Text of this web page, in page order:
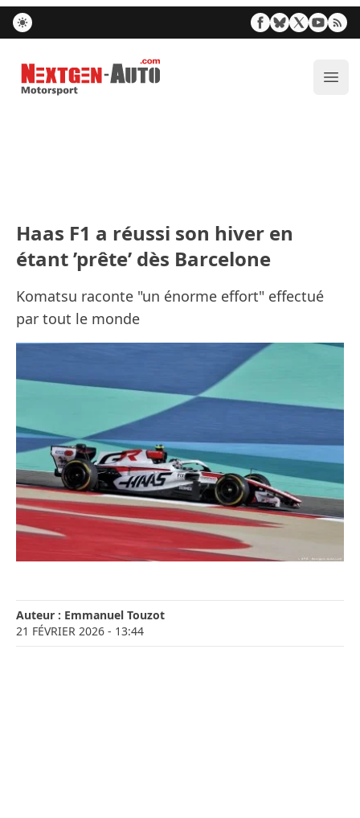
Nextgen-Auto.com
Haas F1 a réussi son hiver en
étant ’prête’ dès Barcelone
Komatsu raconte "un énorme effort" effectué
par tout le monde
Auteur : Emmanuel Touzot
21 FÉVRIER 2026 - 13:44